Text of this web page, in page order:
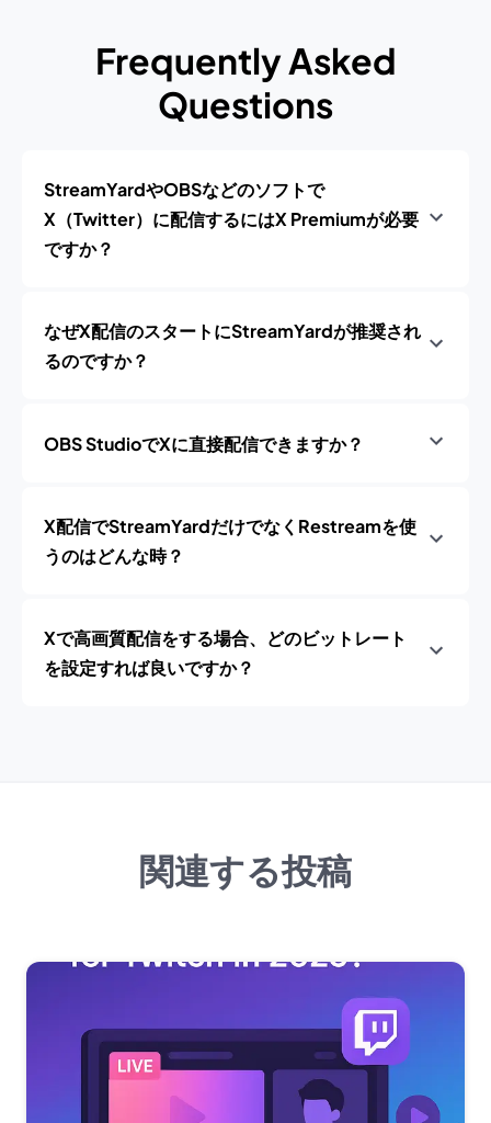
Frequently Asked
Questions
StreamYardやOBSなどのソフトで
X（Twitter）に配信するにはX Premiumが必要
ですか？
なぜX配信のスタートにStreamYardが推奨され
るのですか？
OBS StudioでXに直接配信できますか？
X配信でStreamYardだけでなくRestreamを使
うのはどんな時？
Xで高画質配信をする場合、どのビットレート
を設定すれば良いですか？
関連する投稿